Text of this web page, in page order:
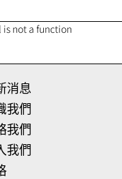
not a function
消息
我們
我們
我們